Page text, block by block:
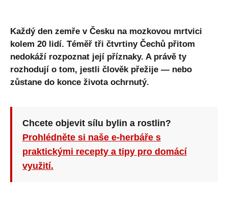
Každý den zemře v Česku na mozkovou mrtvici
kolem 20 lidí. Téměř tři čtvrtiny Čechů přitom
nedokáží rozpoznat její příznaky. A právě ty
rozhodují o tom, jestli člověk přežije — nebo
zůstane do konce života ochrnutý.
Chcete objevit sílu bylin a rostlin?
Prohlédněte si naše e-herbáře s
praktickými recepty a tipy pro domácí
využití.